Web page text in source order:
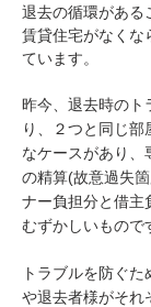
退去の循環がある
賃貸住宅がなくな
ています。
昨今、退去時のト
り、２つと同じ部
なケースがあり、
の精算(故意過失
ナー負担分と借主
むずかしいもので
トラブルを防ぐ
や退去者様がそれ